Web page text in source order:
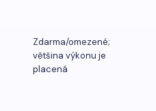
Zdarma/omezené;
většina výkonu je
placená